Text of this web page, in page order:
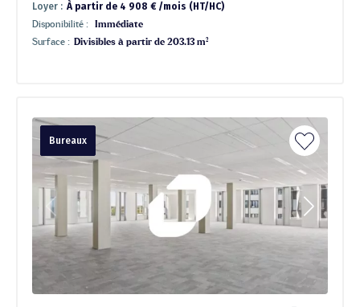
Loyer : À partir de 4 908 € /mois (HT/HC)
Disponibilité :
Immédiate
Surface : Divisibles à partir de 203.13 m²
Bureaux